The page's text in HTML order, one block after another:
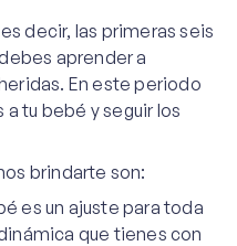
decir, las primeras seis
aprender a
En este periodo
tu bebé y seguir los
brindarte son:
es un ajuste para toda
que tienes con